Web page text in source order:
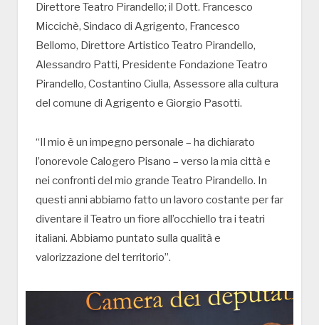
Direttore Teatro Pirandello; il Dott. Francesco
Miccichè, Sindaco di Agrigento, Francesco
Bellomo, Direttore Artistico Teatro Pirandello,
Alessandro Patti, Presidente Fondazione Teatro
Pirandello, Costantino Ciulla, Assessore alla cultura
del comune di Agrigento e Giorgio Pasotti.
“Il mio è un impegno personale – ha dichiarato
l’onorevole Calogero Pisano – verso la mia città e
nei confronti del mio grande Teatro Pirandello. In
questi anni abbiamo fatto un lavoro costante per far
diventare il Teatro un fiore all’occhiello tra i teatri
italiani. Abbiamo puntato sulla qualità e
valorizzazione del territorio”.